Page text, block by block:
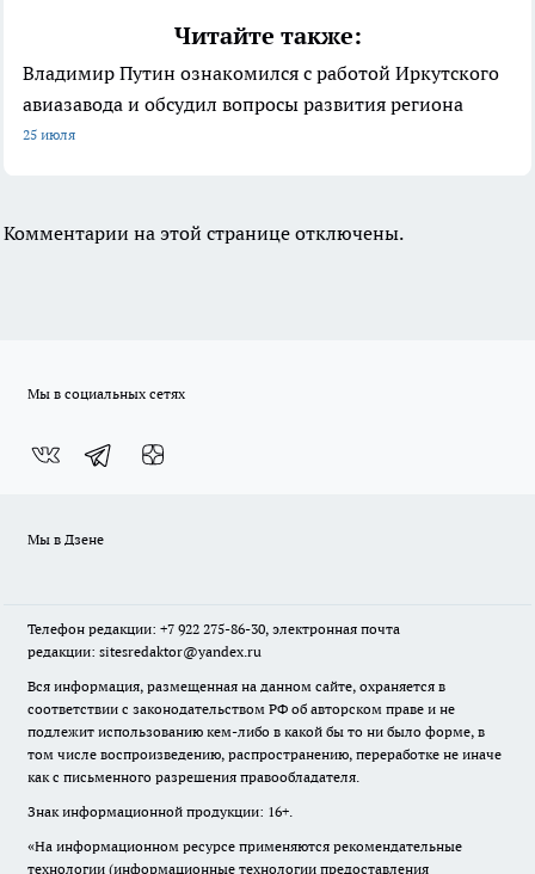
Читайте также:
Владимир Путин ознакомился с работой Иркутского
авиазавода и обсудил вопросы развития региона
25 июля
Комментарии на этой странице отключены.
Мы в социальных сетях
Мы в Дзене
Телефон редакции: +7 922 275-86-30, электронная почта
редакции: sitesredaktor@yandex.ru
Вся информация, размещенная на данном сайте, охраняется в
соответствии с законодательством РФ об авторском праве и не
подлежит использованию кем-либо в какой бы то ни было форме, в
том числе воспроизведению, распространению, переработке не иначе
как с письменного разрешения правообладателя.
Знак информационной продукции: 16+.
«На информационном ресурсе применяются рекомендательные
технологии (информационные технологии предоставления